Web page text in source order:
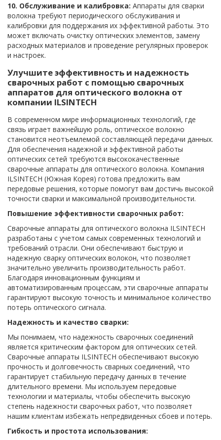
10. Обслуживание и калибровка: Аппараты для сварки
волокна требуют периодического обслуживания и
калибровки для поддержания их эффективной работы. Это
может включать очистку оптических элементов, замену
расходных материалов и проведение регулярных проверок
и настроек.
Улучшите эффективность и надежность
сварочных работ с помощью сварочных
аппаратов для оптического волокна от
компании ILSINTECH
В современном мире информационных технологий, где
связь играет важнейшую роль, оптическое волокно
становится неотъемлемой составляющей передачи данных.
Для обеспечения надежной и эффективной работы
оптических сетей требуются высококачественные
сварочные аппараты для оптического волокна. Компания
ILSINTECH (Южная Корея) готова предложить вам
передовые решения, которые помогут вам достичь высокой
точности сварки и максимальной производительности.
Повышение эффективности сварочных работ:
Сварочные аппараты для оптического волокна ILSINTECH
разработаны с учетом самых современных технологий и
требований отрасли. Они обеспечивают быструю и
надежную сварку оптических волокон, что позволяет
значительно увеличить производительность работ.
Благодаря инновационным функциям и
автоматизированным процессам, эти сварочные аппараты
гарантируют высокую точность и минимальное количество
потерь оптического сигнала.
Надежность и качество сварки:
Мы понимаем, что надежность сварочных соединений
является критическим фактором для оптических сетей.
Сварочные аппараты ILSINTECH обеспечивают высокую
прочность и долговечность сварных соединений, что
гарантирует стабильную передачу данных в течение
длительного времени. Мы используем передовые
технологии и материалы, чтобы обеспечить высокую
степень надежности сварочных работ, что позволяет
нашим клиентам избежать непредвиденных сбоев и потерь.
Гибкость и простота использования: